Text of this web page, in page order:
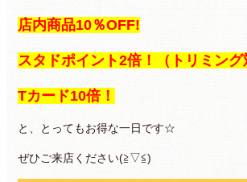
店内商品10％OFF!
スタドポイント2倍！（トリミング
Tカード10倍！
と、とってもお得な一日です☆
ぜひご来店ください(≧▽≦)